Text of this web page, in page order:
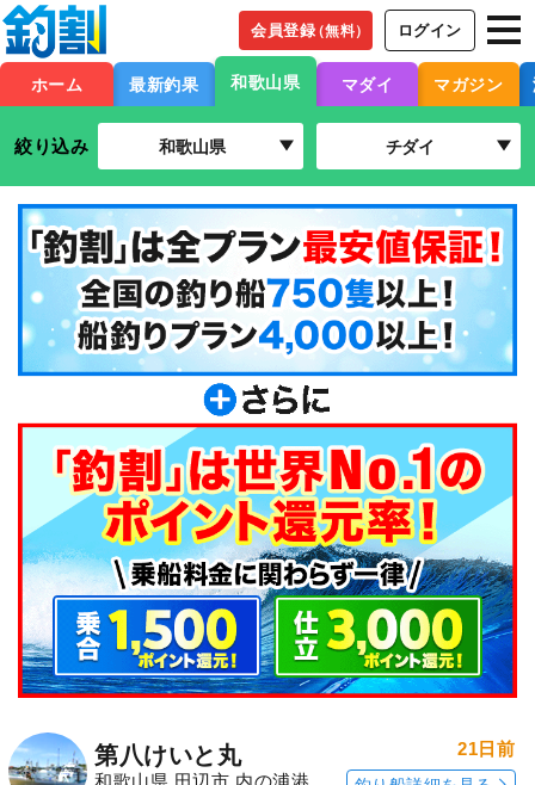
会員登録（無料） ログイン
ホーム 最新釣果 和歌山県 マダイ マガジン
絞り込み 和歌山県 チダイ
第八けいと丸
和歌山県 田辺市 内の浦港
21日前